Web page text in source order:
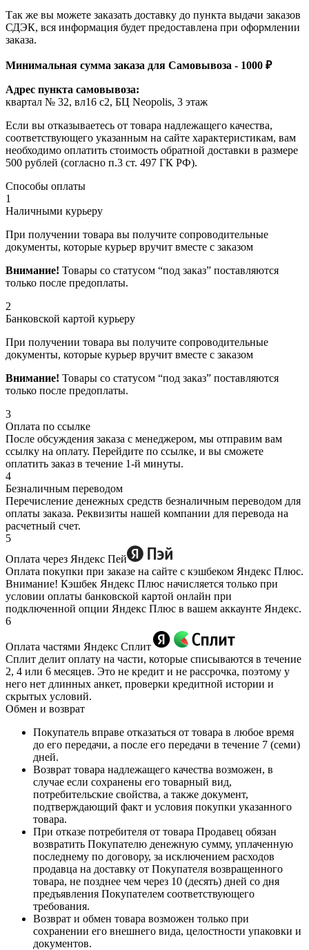
Так же вы можете заказать доставку до пункта выдачи заказов
СДЭК, вся информация будет предоставлена при оформлении
заказа.
Минимальная сумма заказа для Самовывоза - 1000 ₽
Адрес пункта самовывоза:
квартал № 32, вл16 с2, БЦ Neopolis, 3 этаж
Если вы отказываетесь от товара надлежащего качества,
соответствующего указанным на сайте характеристикам, вам
необходимо оплатить стоимость обратной доставки в размере
500 рублей (согласно п.3 ст. 497 ГК РФ).
Способы оплаты
1
Наличными курьеру
При получении товара вы получите сопроводительные
документы, которые курьер вручит вместе с заказом
Внимание! Товары со статусом “под заказ” поставляются
только после предоплаты.
2
Банковской картой курьеру
При получении товара вы получите сопроводительные
документы, которые курьер вручит вместе с заказом
Внимание! Товары со статусом “под заказ” поставляются
только после предоплаты.
3
Оплата по ссылке
После обсуждения заказа с менеджером, мы отправим вам
ссылку на оплату. Перейдите по ссылке, и вы сможете
оплатить заказ в течение 1-й минуты.
4
Безналичным переводом
Перечисление денежных средств безналичным переводом для
оплаты заказа. Реквизиты нашей компании для перевода на
расчетный счет.
5
Оплата через Яндекс Пей
Оплата покупки при заказе на сайте с кэшбеком Яндекс Плюс.
Внимание! Кэшбек Яндекс Плюс начисляется только при
условии оплаты банковской картой онлайн при
подключенной опции Яндекс Плюс в вашем аккаунте Яндекс.
6
Оплата частями Яндекс Сплит
Сплит делит оплату на части, которые списываются в течение
2, 4 или 6 месяцев. Это не кредит и не рассрочка, поэтому у
него нет длинных анкет, проверки кредитной истории и
скрытых условий.
Обмен и возврат
Покупатель вправе отказаться от товара в любое время
до его передачи, а после его передачи в течение 7 (семи)
дней.
Возврат товара надлежащего качества возможен, в
случае если сохранены его товарный вид,
потребительские свойства, а также документ,
подтверждающий факт и условия покупки указанного
товара.
При отказе потребителя от товара Продавец обязан
возвратить Покупателю денежную сумму, уплаченную
последнему по договору, за исключением расходов
продавца на доставку от Покупателя возвращенного
товара, не позднее чем через 10 (десять) дней со дня
предъявления Покупателем соответствующего
требования.
Возврат и обмен товара возможен только при
сохранении его внешнего вида, целостности упаковки и
документов.